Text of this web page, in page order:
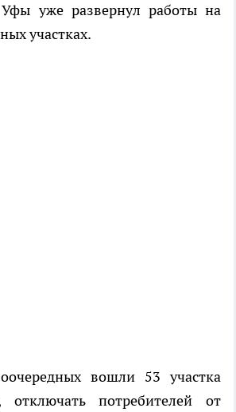
уже развернул работы на
участках.
вошли 53 участка
отключать потребителей от